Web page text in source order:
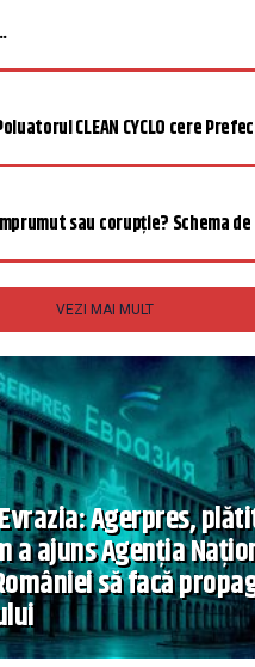
CLEAN CYCLO cere
sau corupție? Schema
VEZI MAI MULT
Agerpres,
a ajuns Agenția
să facă